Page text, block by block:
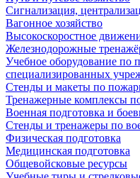
Сигнализация,
Вагонное хозяйство
Высокоскоростное
Железнодорожные
Учебное оборудование по
специализированных
Стенды и макеты по
Тренажерные комплексы
Военная подготовка и
Стенды и тренажеры по
Физическая подготовка
Медицинская подготовка
Общевойсковые ресурсы